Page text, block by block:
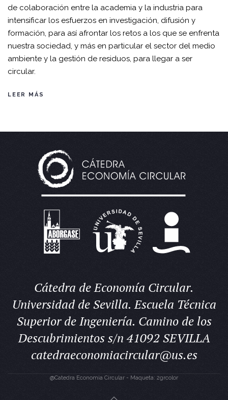
de colaboración entre la academia y la industria para
intensificar los esfuerzos en investigación, difusión y
formación, para así afrontar los retos a los que se enfrenta
nuestra sociedad, y más en particular el sector del medio
ambiente y la gestión de residuos, para llegar a ser
circular.
LEER MÁS
Cátedra de Economía Circular.
Universidad de Sevilla. Escuela Técnica
Superior de Ingeniería. Camino de los
Descubrimientos s/n 41092 SEVILLA
catedraeconomiacircular@us.es
@Catedra Economia Circular - Maqueta: 2grcolor